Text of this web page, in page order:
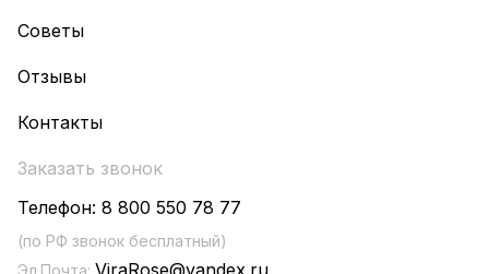
Советы
Отзывы
Контакты
Заказать звонок
Телефон: 8 800 550 78 77
(по РФ звонок бесплатный)
Эл.Почта: